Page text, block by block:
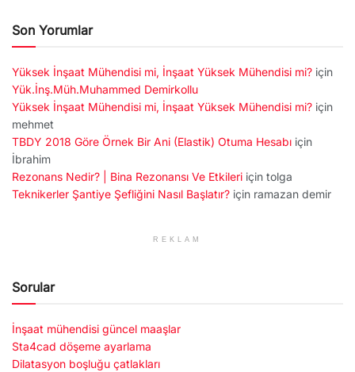
Son Yorumlar
Yüksek İnşaat Mühendisi mi, İnşaat Yüksek Mühendisi mi? için
Yük.İnş.Müh.Muhammed Demirkollu
Yüksek İnşaat Mühendisi mi, İnşaat Yüksek Mühendisi mi? için
mehmet
TBDY 2018 Göre Örnek Bir Ani (Elastik) Otuma Hesabı için
İbrahim
Rezonans Nedir? | Bina Rezonansı Ve Etkileri için tolga
Teknikerler Şantiye Şefliğini Nasıl Başlatır? için ramazan demir
REKLAM
Sorular
İnşaat mühendisi güncel maaşlar
Sta4cad döşeme ayarlama
Dilatasyon boşluğu çatlakları